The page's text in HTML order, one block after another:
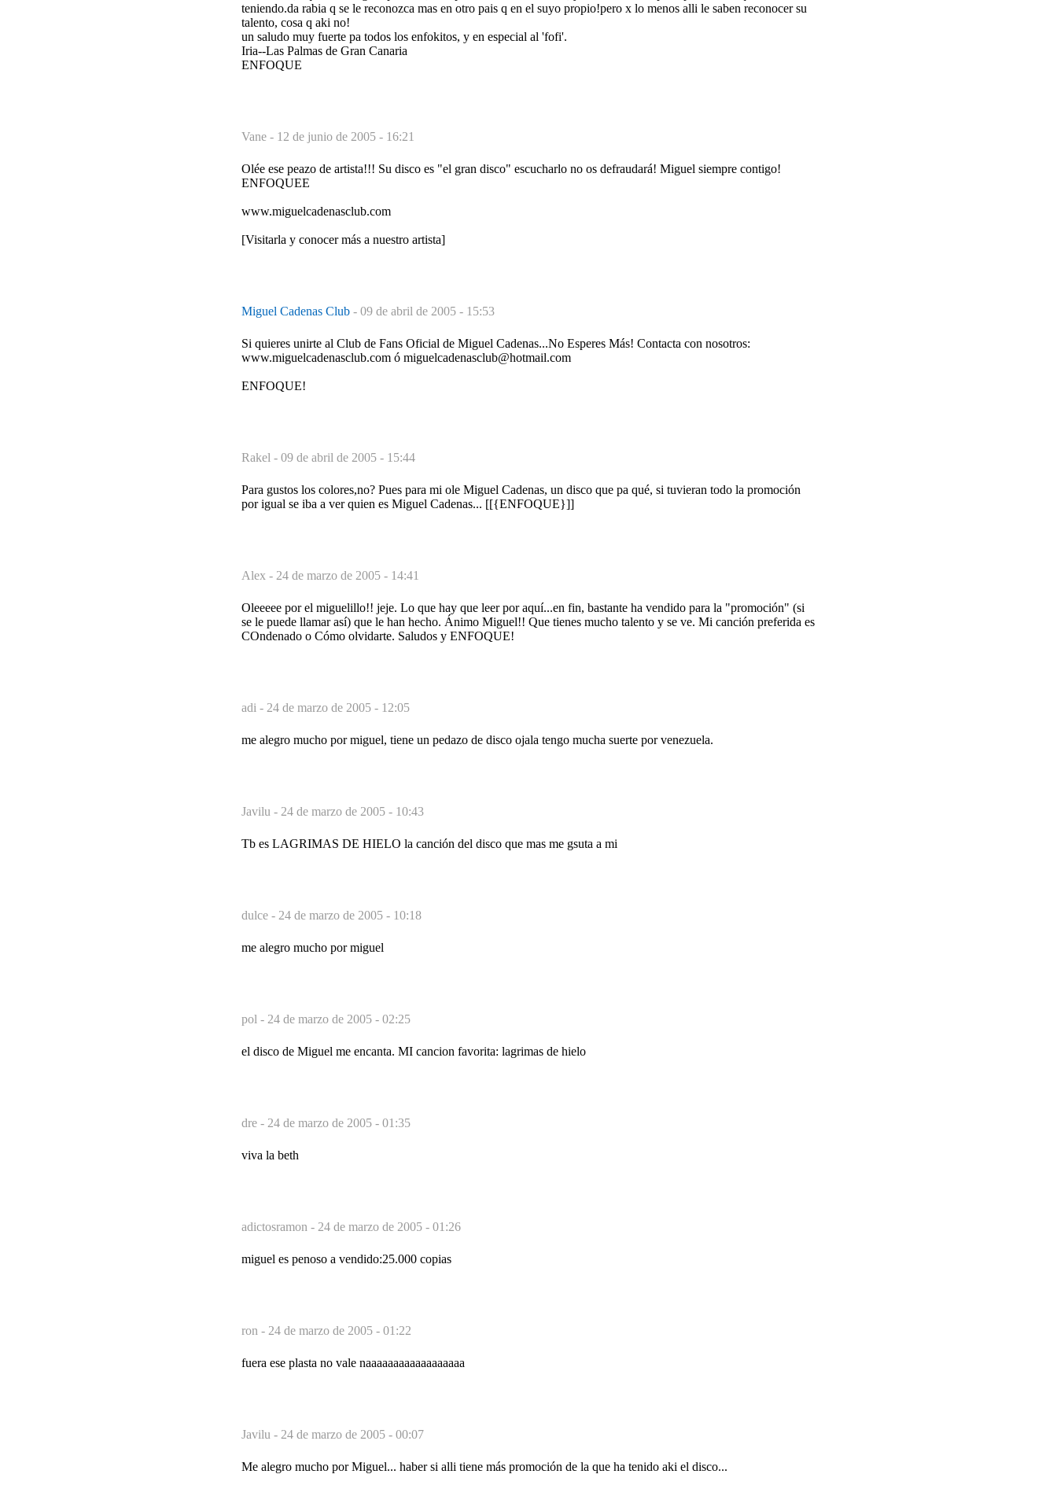
teniendo.da rabia q se le reconozca mas en otro pais q en el suyo propio!pero x lo menos alli le saben reconocer su
talento, cosa q aki no!
un saludo muy fuerte pa todos los enfokitos, y en especial al 'fofi'.
Iria--Las Palmas de Gran Canaria
ENFOQUE
Vane - 12 de junio de 2005 - 16:21
Olée ese peazo de artista!!! Su disco es "el gran disco" escucharlo no os defraudará! Miguel siempre contigo!
ENFOQUEE
www.miguelcadenasclub.com
[Visitarla y conocer más a nuestro artista]
Miguel Cadenas Club - 09 de abril de 2005 - 15:53
Si quieres unirte al Club de Fans Oficial de Miguel Cadenas...No Esperes Más! Contacta con nosotros:
www.miguelcadenasclub.com ó miguelcadenasclub@hotmail.com
ENFOQUE!
Rakel - 09 de abril de 2005 - 15:44
Para gustos los colores,no? Pues para mi ole Miguel Cadenas, un disco que pa qué, si tuvieran todo la promoción
por igual se iba a ver quien es Miguel Cadenas... [[{ENFOQUE}]]
Alex - 24 de marzo de 2005 - 14:41
Oleeeee por el miguelillo!! jeje. Lo que hay que leer por aquí...en fin, bastante ha vendido para la "promoción" (si
se le puede llamar así) que le han hecho. Ánimo Miguel!! Que tienes mucho talento y se ve. Mi canción preferida es
COndenado o Cómo olvidarte. Saludos y ENFOQUE!
adi - 24 de marzo de 2005 - 12:05
me alegro mucho por miguel, tiene un pedazo de disco ojala tengo mucha suerte por venezuela.
Javilu - 24 de marzo de 2005 - 10:43
Tb es LAGRIMAS DE HIELO la canción del disco que mas me gsuta a mi
dulce - 24 de marzo de 2005 - 10:18
me alegro mucho por miguel
pol - 24 de marzo de 2005 - 02:25
el disco de Miguel me encanta. MI cancion favorita: lagrimas de hielo
dre - 24 de marzo de 2005 - 01:35
viva la beth
adictosramon - 24 de marzo de 2005 - 01:26
miguel es penoso a vendido:25.000 copias
ron - 24 de marzo de 2005 - 01:22
fuera ese plasta no vale naaaaaaaaaaaaaaaaaa
Javilu - 24 de marzo de 2005 - 00:07
Me alegro mucho por Miguel... haber si alli tiene más promoción de la que ha tenido aki el disco...